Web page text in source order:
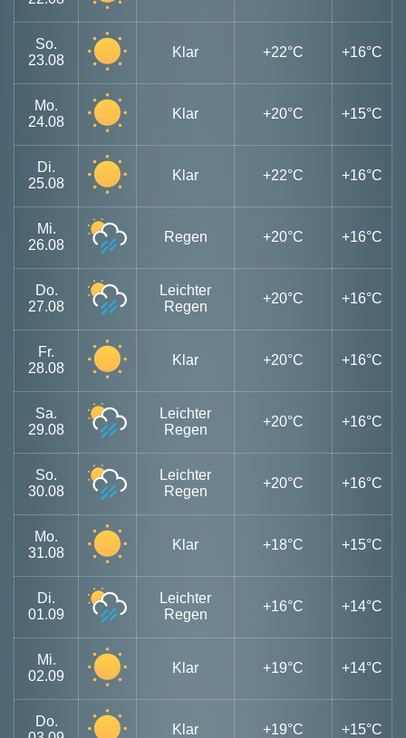
So.
23.08
Klar +22°C +16°C
Mo.
24.08
Klar +20°C +15°C
Di.
25.08
Klar +22°C +16°C
Mi.
26.08
Regen +20°C +16°C
Do.
27.08
Leichter
Regen
+20°C +16°C
Fr.
28.08
Klar +20°C +16°C
Sa.
29.08
Leichter
Regen
+20°C +16°C
So.
30.08
Leichter
Regen
+20°C +16°C
Mo.
31.08
Klar +18°C +15°C
Di.
01.09
Leichter
Regen
+16°C +14°C
Mi.
02.09
Klar +19°C +14°C
Do.
Klar +19°C +15°C